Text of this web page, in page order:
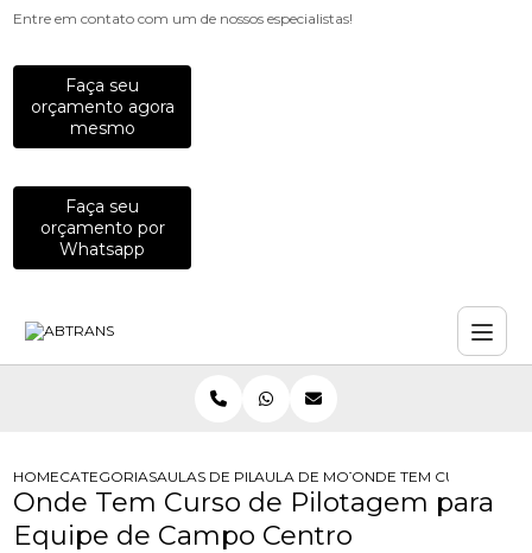
Entre em contato com um de nossos especialistas!
Faça seu
orçamento agora
mesmo
Faça seu
orçamento por
Whatsapp
HOMECATEGORIASAULAS DE PILOTAGEM PARA EMPRESAS
AULA DE MOTO PARAONDE TEM CURSO DE
Onde Tem Curso de Pilotagem para
Equipe de Campo Centro